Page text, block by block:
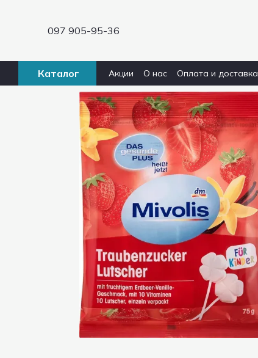
097 905-95-36
Каталог Акции О нас Оплата и доставка